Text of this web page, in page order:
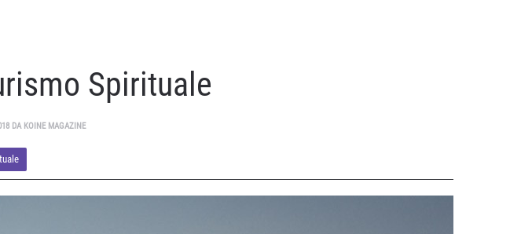
Spirituale
DA KOINE MAGAZINE